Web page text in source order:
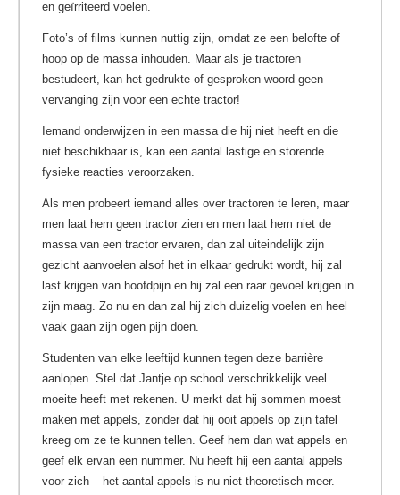
en geïrriteerd voelen.
Foto’s of films kunnen nuttig zijn, omdat ze een belofte of
hoop op de massa inhouden. Maar als je tractoren
bestudeert, kan het gedrukte of gesproken woord geen
vervanging zijn voor een echte tractor!
Iemand onderwijzen in een massa die hij niet heeft en die
niet beschikbaar is, kan een aantal lastige en storende
fysieke reacties veroorzaken.
Als men probeert iemand alles over tractoren te leren, maar
men laat hem geen tractor zien en men laat hem niet de
massa van een tractor ervaren, dan zal uiteindelijk zijn
gezicht aanvoelen alsof het in elkaar gedrukt wordt, hij zal
last krijgen van hoofdpijn en hij zal een raar gevoel krijgen in
zijn maag. Zo nu en dan zal hij zich duizelig voelen en heel
vaak gaan zijn ogen pijn doen.
Studenten van elke leeftijd kunnen tegen deze barrière
aanlopen. Stel dat Jantje op school verschrikkelijk veel
moeite heeft met rekenen. U merkt dat hij sommen moest
maken met appels, zonder dat hij ooit appels op zijn tafel
kreeg om ze te kunnen tellen. Geef hem dan wat appels en
geef elk ervan een nummer. Nu heeft hij een aantal appels
voor zich – het aantal appels is nu niet theoretisch meer.